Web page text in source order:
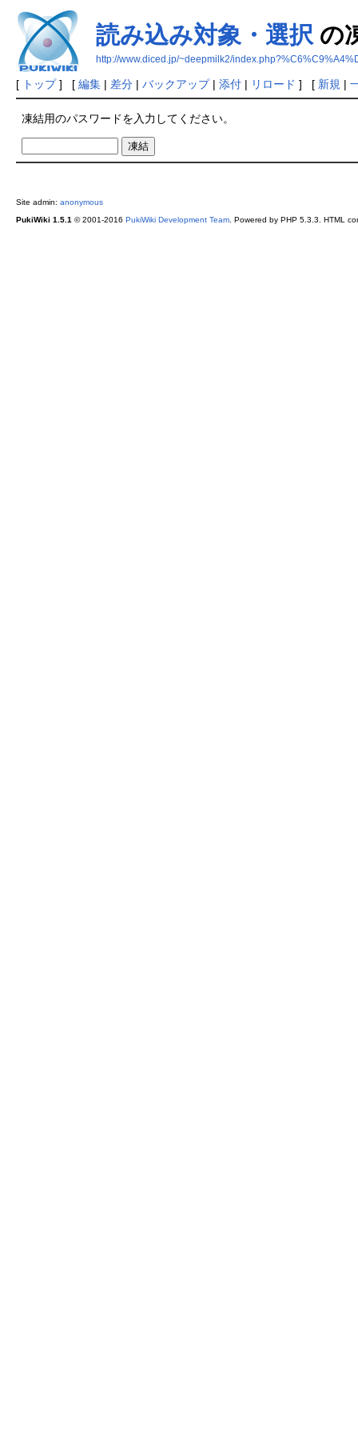
読み込み対象・選択 の
http://www.diced.jp/~deepmilk2/
[ トップ] [ 編集| 差分| バックアップ| 添付| リロード ] [ 新規 |
凍結用のパスワードを入力してください。
Site admin: anonymous
PukiWiki 1.5.1© 2001-2016 PukiWiki Development Team. Powered by PHP 5.3.3. HTML